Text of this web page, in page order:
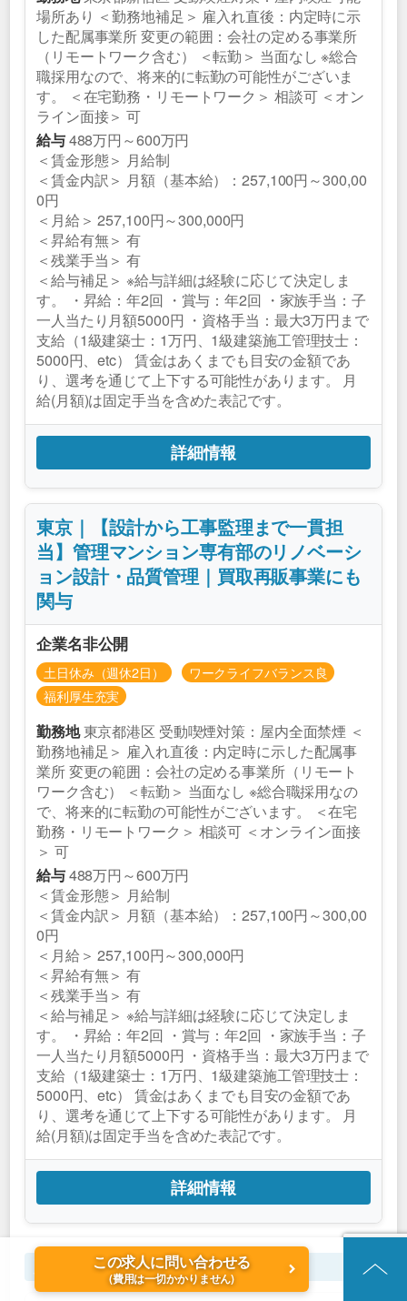
場所あり ＜勤務地補足＞ 雇入れ直後：内定時に示
した配属事業所 変更の範囲：会社の定める事業所
（リモートワーク含む） ＜転勤＞ 当面なし ※総合
職採用なので、将来的に転勤の可能性がございま
す。 ＜在宅勤務・リモートワーク＞ 相談可 ＜オン
ライン面接＞ 可
給与488万円～600万円
＜賃金形態＞ 月給制
＜賃金内訳＞ 月額（基本給）：257,100円～300,00
0円
＜月給＞ 257,100円～300,000円
＜昇給有無＞ 有
＜残業手当＞ 有
＜給与補足＞ ※給与詳細は経験に応じて決定しま
す。 ・昇給：年2回 ・賞与：年2回 ・家族手当：子
一人当たり月額5000円 ・資格手当：最大3万円まで
支給（1級建築士：1万円、1級建築施工管理技士：
5000円、etc） 賃金はあくまでも目安の金額であ
り、選考を通じて上下する可能性があります。 月
給(月額)は固定手当を含めた表記です。
詳細情報
東京｜【設計から工事監理まで一貫担
当】管理マンション専有部のリノベーシ
ョン設計・品質管理｜買取再販事業にも
関与
企業名非公開
土日休み（週休2日）
ワークライフバランス良
福利厚生充実
勤務地東京都港区 受動喫煙対策：屋内全面禁煙 ＜
勤務地補足＞ 雇入れ直後：内定時に示した配属事
業所 変更の範囲：会社の定める事業所（リモート
ワーク含む） ＜転勤＞ 当面なし ※総合職採用なの
で、将来的に転勤の可能性がございます。 ＜在宅
勤務・リモートワーク＞ 相談可 ＜オンライン面接
＞ 可
給与488万円～600万円
＜賃金形態＞ 月給制
＜賃金内訳＞ 月額（基本給）：257,100円～300,00
0円
＜月給＞ 257,100円～300,000円
＜昇給有無＞ 有
＜残業手当＞ 有
＜給与補足＞ ※給与詳細は経験に応じて決定しま
す。 ・昇給：年2回 ・賞与：年2回 ・家族手当：子
一人当たり月額5000円 ・資格手当：最大3万円まで
支給（1級建築士：1万円、1級建築施工管理技士：
5000円、etc） 賃金はあくまでも目安の金額であ
り、選考を通じて上下する可能性があります。 月
給(月額)は固定手当を含めた表記です。
詳細情報
建築・不動産営業
この求人に問い合わせる
(費用は一切かかりません)